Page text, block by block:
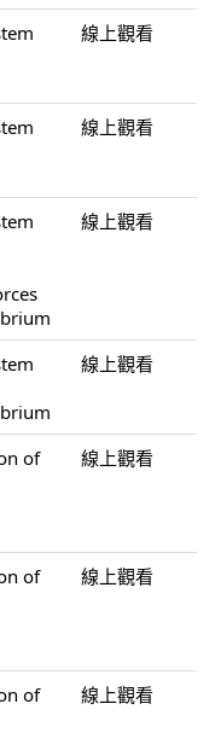
線上觀看
線上觀看
線上觀看
線上觀看
of
線上觀看
of
線上觀看
of
線上觀看